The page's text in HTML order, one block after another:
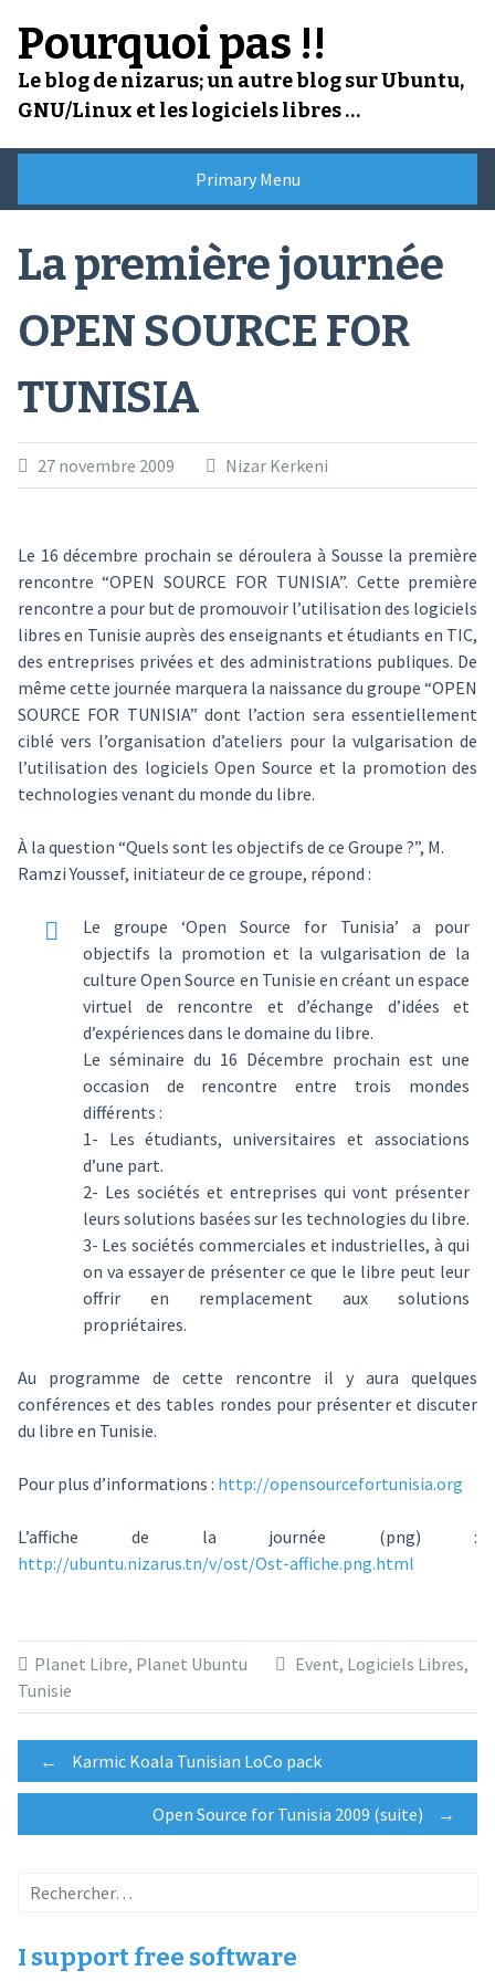
content
Pourquoi pas !!
Le blog de nizarus; un autre blog sur Ubuntu,
GNU/Linux et les logiciels libres …
Primary Menu
La première journée
OPEN SOURCE FOR
TUNISIA
27 novembre 2009 Nizar Kerkeni
Le 16 décembre prochain se déroulera à Sousse la première
rencontre “OPEN SOURCE FOR TUNISIA”. Cette première
rencontre a pour but de promouvoir l’utilisation des logiciels
libres en Tunisie auprès des enseignants et étudiants en TIC,
des entreprises privées et des administrations publiques. De
même cette journée marquera la naissance du groupe “OPEN
SOURCE FOR TUNISIA” dont l’action sera essentiellement
ciblé vers l’organisation d’ateliers pour la vulgarisation de
l’utilisation des logiciels Open Source et la promotion des
technologies venant du monde du libre.
À la question “Quels sont les objectifs de ce Groupe ?”, M.
Ramzi Youssef, initiateur de ce groupe, répond :
Le groupe ‘Open Source for Tunisia’ a pour
objectifs la promotion et la vulgarisation de la
culture Open Source en Tunisie en créant un espace
virtuel de rencontre et d’échange d’idées et
d’expériences dans le domaine du libre.
Le séminaire du 16 Décembre prochain est une
occasion de rencontre entre trois mondes
différents :
1- Les étudiants, universitaires et associations
d’une part.
2- Les sociétés et entreprises qui vont présenter
leurs solutions basées sur les technologies du libre.
3- Les sociétés commerciales et industrielles, à qui
on va essayer de présenter ce que le libre peut leur
offrir en remplacement aux solutions
propriétaires.
Au programme de cette rencontre il y aura quelques
conférences et des tables rondes pour présenter et discuter
du libre en Tunisie.
Pour plus d’informations : http://opensourcefortunisia.org
L’affiche de la journée (png) :
http://ubuntu.nizarus.tn/v/ost/Ost-affiche.png.html
Planet Libre, Planet Ubuntu Event, Logiciels Libres,
Tunisie
Post
navigation
← Karmic Koala Tunisian LoCo pack
Open Source for Tunisia 2009 (suite) →
Rechercher :
I support free software